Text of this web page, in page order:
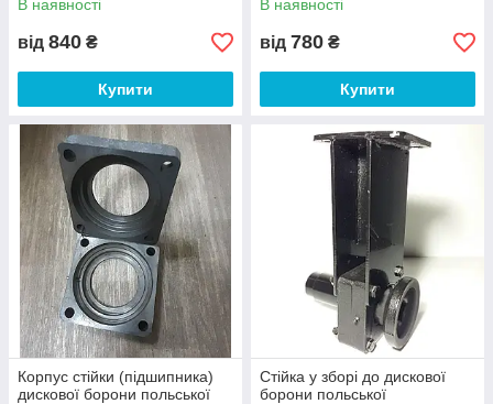
В наявності
від 840 ₴
Купити
В наявності
від 780 ₴
Купити
Корпус стійки (підшипника)
дискової борони польської
Стійка у зборі до дискової
борони польської